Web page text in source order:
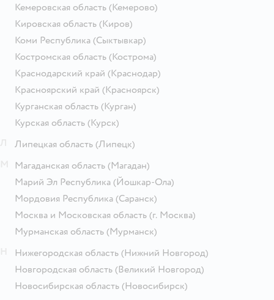
Кемеровская область (Кемерово)
Кировская область (Киров)
Коми Республика (Сыктывкар)
Костромская область (Кострома)
Краснодарский край (Краснодар)
Красноярский край (Красноярск)
Курганская область (Курган)
Курская область (Курск)
Липецкая область (Липецк)
Магаданская область (Магадан)
Марий Эл Республика (Йошкар-Ола)
Мордовия Республика (Саранск)
Москва и Московская область (г. Москва)
Мурманская область (Мурманск)
Нижегородская область (Нижний Новгород)
Новгородская область (Великий Новгород)
Новосибирская область (Новосибирск)